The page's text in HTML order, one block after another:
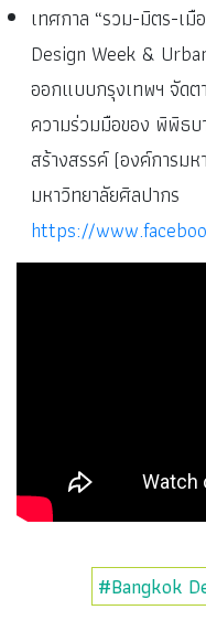
เทศกาล “รวม-มิตร-เมื
Design Week &
ออกแบบกรุงเทพฯ จัดต
ความร่วมมือของ พิพิธ
สร้างสรรค์ (องค์การม
มหาวิทยาลัยศิลปากร
https://
#Bangkok